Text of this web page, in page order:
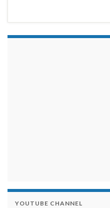
YOUTUBE CHANNEL